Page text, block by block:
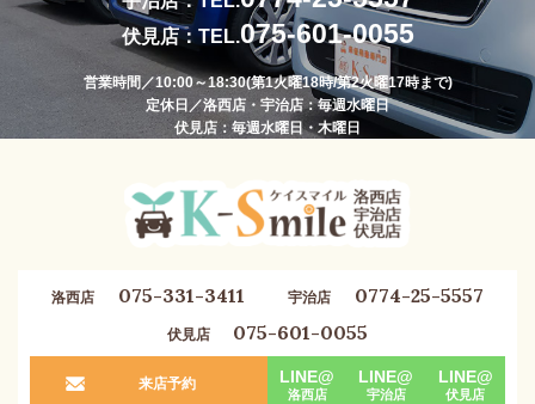
伏見店：TEL.075-601-0055
営業時間／10:00～18:30(第1火曜18時/第2火曜17時まで)
定休日／洛西店・宇治店：毎週水曜日
伏見店：毎週水曜日・木曜日
洛西店 075-331-3411 宇治店 0774-25-5557
伏見店 075-601-0055
来店予約 LINE@
洛西店
LINE@
宇治店
LINE@
伏見店